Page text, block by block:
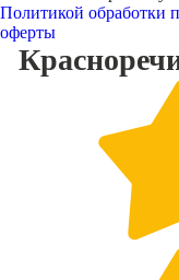
Политикой обработки
оферты